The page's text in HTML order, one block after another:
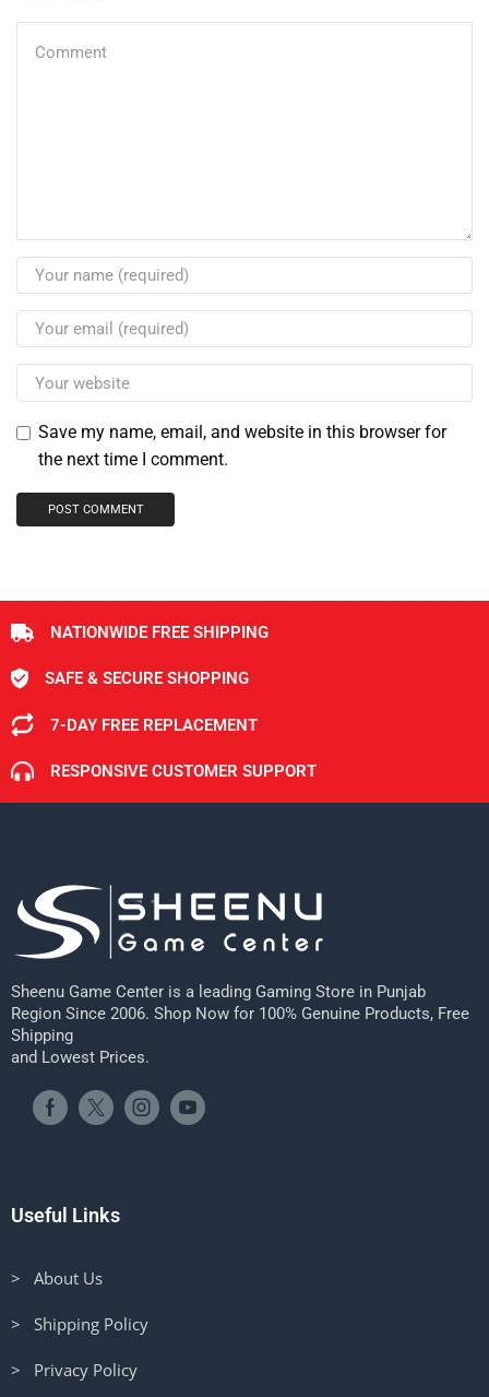
Save my name, email, and website in this browser for
the next time I comment.
NATIONWIDE FREE SHIPPING
SAFE & SECURE SHOPPING
7-DAY FREE REPLACEMENT
RESPONSIVE CUSTOMER SUPPORT
Sheenu Game Center is a leading Gaming Store in Punjab
Region Since 2006. Shop Now for 100% Genuine Products, Free
Shipping
and Lowest Prices.
Useful Links
> About Us
> Shipping Policy
> Privacy Policy